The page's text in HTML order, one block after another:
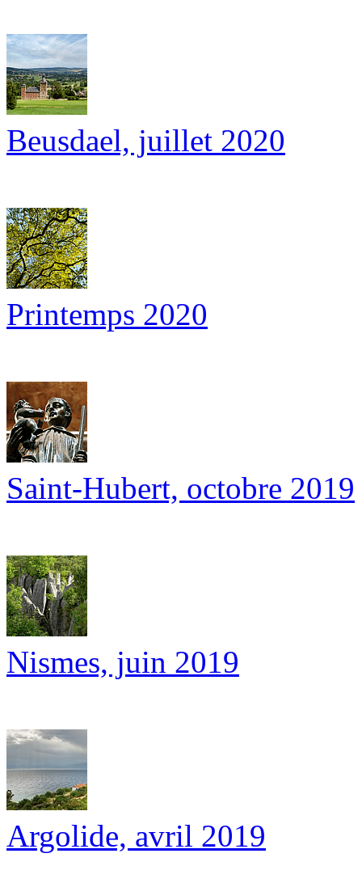
Beusdael, juillet 2020
Printemps 2020
Saint-Hubert, octobre 2019
Nismes, juin 2019
Argolide, avril 2019